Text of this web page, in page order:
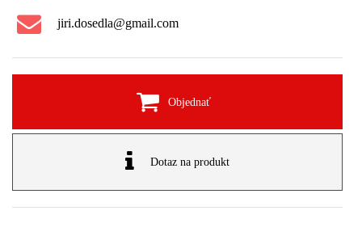
jiri.dosedla@gmail.com
Objednať
Dotaz na produkt